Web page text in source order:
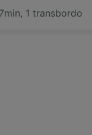
, 1 transbordo